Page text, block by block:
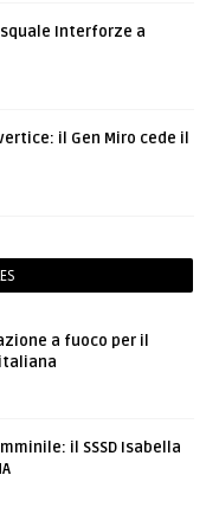
Interforze a
il Gen Miro cede il
a fuoco per il
italiana
il SSSD Isabella